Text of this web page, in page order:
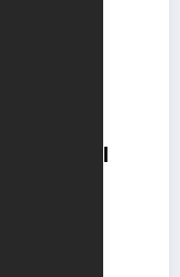
del
del ideal